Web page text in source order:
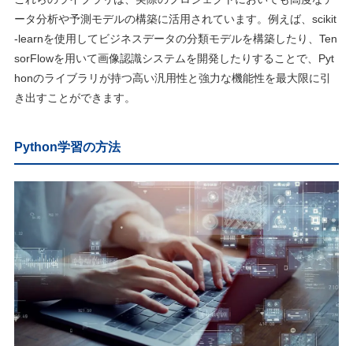
ータ分析や予測モデルの構築に活用されています。例えば、scikit
-learnを使用してビジネスデータの分類モデルを構築したり、Ten
sorFlowを用いて画像認識システムを開発したりすることで、Pyt
honのライブラリが持つ高い汎用性と強力な機能性を最大限に引
き出すことができます。
Python学習の方法